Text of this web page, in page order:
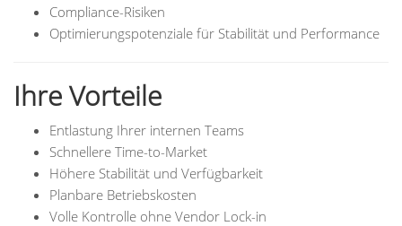
Compliance-Risiken
Optimierungspotenziale für Stabilität und Performance
Ihre Vorteile
Entlastung Ihrer internen Teams
Schnellere Time-to-Market
Höhere Stabilität und Verfügbarkeit
Planbare Betriebskosten
Volle Kontrolle ohne Vendor Lock-in